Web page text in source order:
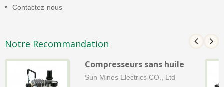
Contactez-nous
Notre Recommandation
Compresseurs sans huile
Sun Mines Electrics CO., Ltd